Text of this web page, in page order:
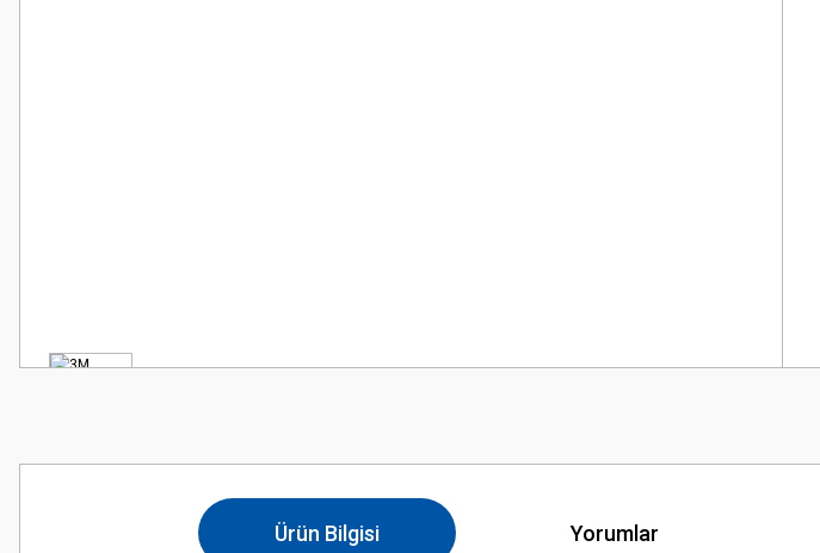
Ürün Bilgisi Yorumlar